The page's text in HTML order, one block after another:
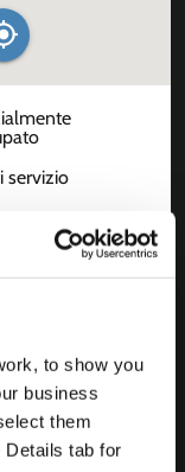
to show you
business
them
Details tab for
servizio
21